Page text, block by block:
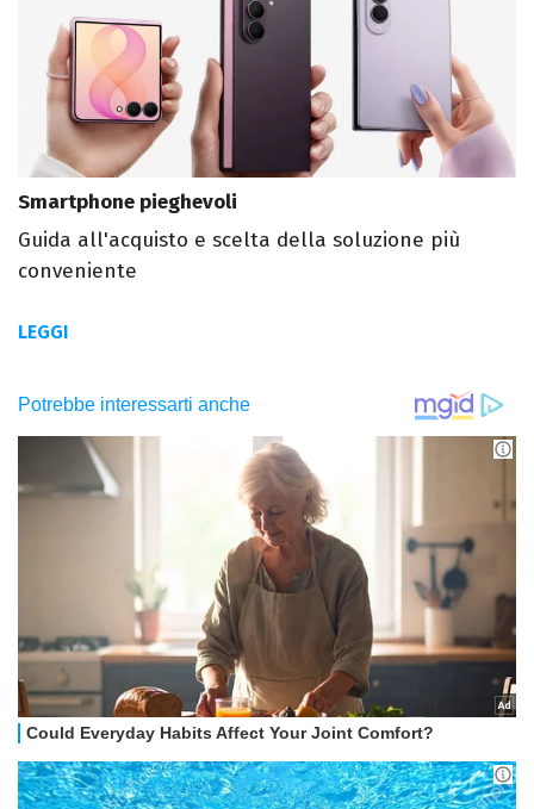
Smartphone pieghevoli
Guida all'acquisto e scelta della soluzione più
conveniente
LEGGI